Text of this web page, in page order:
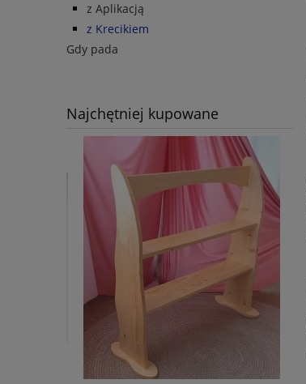
z Aplikacją
z Krecikiem
Gdy pada
Najchętniej kupowane